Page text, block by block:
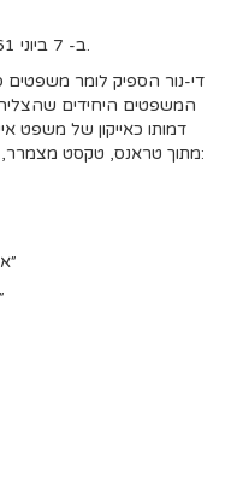
ב- 7 ביוני 1961 עלה גם יחיאל די-נור אל דוכן העדים.
די-נור הספיק לומר
המשפטים היחידים שהצליח
דמותו כאייקון של משפט
מתוך טראנס, טקסט מצמרר, שנשמע יותר כמו פואמה ופחות כמו עדות: